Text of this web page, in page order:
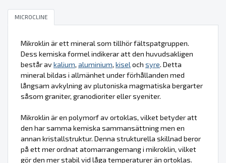
MICROCLINE
Mikroklin är ett mineral som tillhör fältspatgruppen.
Dess kemiska formel indikerar att den huvudsakligen
består avkalium, aluminium, kisel och syre. Detta
mineral bildas i allmänhet under förhållanden med
långsam avkylning av plutoniska magmatiska bergarter
såsom graniter, granodioriter eller syeniter.
Mikroklin är en polymorf av ortoklas, vilket betyder att
den har samma kemiska sammansättning men en
annan kristallstruktur. Denna strukturella skillnad beror
på ett mer ordnat atomarrangemang i mikroklin, vilket
gör den mer stabil vid låga temperaturer än ortoklas.